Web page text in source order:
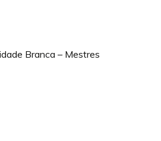
Branca – Mestres